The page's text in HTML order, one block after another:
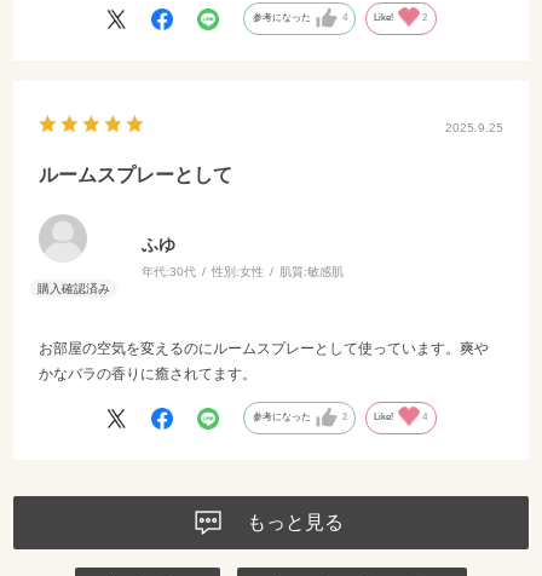
「凄くいい香りね！何使っているの？」とお声がけいただいたことも
これからも愛用していきたいです。
参考になった 4 Like! 2
2025.9.25
ルームスプレーとして
ふゆ
年代:30代 性別:女性 肌質:敏感肌
お部屋の空気を変えるのにルームスプレーとして使っています。爽や
かなバラの香りに癒されてます。
参考になった 2 Like! 4
もっと見る